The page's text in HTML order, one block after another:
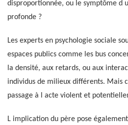
disproportionnée, ou le symptôme d
profonde ?
Les experts en psychologie sociale
espaces publics comme les bus
la densité, aux retards, ou aux
individus de milieux différents. Mais
passage à l acte violent et
L implication du père pose